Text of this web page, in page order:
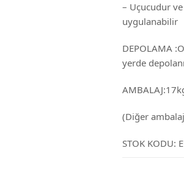
– Uçucudur
uygulanabilir
DEPOLAMA
yerde
(Diğer
STOK KODU: